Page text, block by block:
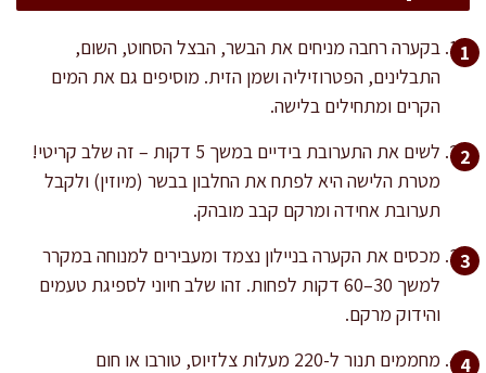
בקערה רחבה מניחים את הבשר, הבצל הסחוט, השום,
התבלינים, הפטרוזיליה ושמן הזית. מוסיפים גם את המים
הקרים ומתחילים בלישה.
לשים את התערובת בידיים במשך 5 דקות – זה שלב קריטי!
מטרת הלישה היא לפתח את החלבון בבשר (מיוזין) ולקבל
תערובת אחידה ומרקם קבב מובהק.
מכסים את הקערה בניילון נצמד ומעבירים למנוחה במקרר
למשך 30–60 דקות לפחות. זהו שלב חיוני לספיגת טעמים
והידוק מרקם.
מחממים תנור ל-220 מעלות צלזיוס, טורבו או חום